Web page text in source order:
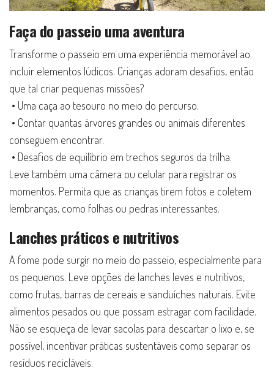
Faça do passeio uma aventura
Transforme o passeio em uma experiência memorável ao
incluir elementos lúdicos. Crianças adoram desafios, então
que tal criar pequenas missões?
• Uma caça ao tesouro no meio do percurso.
• Contar quantas árvores grandes ou animais diferentes
conseguem encontrar.
• Desafios de equilíbrio em trechos seguros da trilha.
Leve também uma câmera ou celular para registrar os
momentos. Permita que as crianças tirem fotos e coletem
lembranças, como folhas ou pedras interessantes.
Lanches práticos e nutritivos
A fome pode surgir no meio do passeio, especialmente para
os pequenos. Leve opções de lanches leves e nutritivos,
como frutas, barras de cereais e sanduíches naturais. Evite
alimentos pesados ou que possam estragar com facilidade.
Não se esqueça de levar sacolas para descartar o lixo e, se
possível, incentivar práticas sustentáveis como separar os
resíduos recicláveis.